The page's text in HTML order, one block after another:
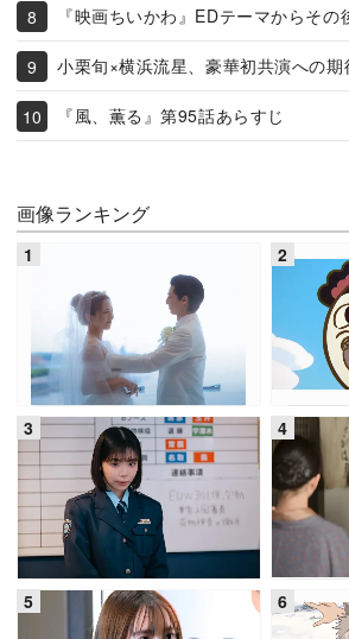
『映画ちいかわ』EDテーマからその
小栗旬×横浜流星、豪華初共演への期
『風、薫る』第95話あらすじ
画像ランキング